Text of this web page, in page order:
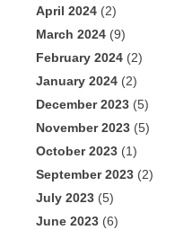
April 2024 (2)
March 2024 (9)
February 2024 (2)
January 2024 (2)
December 2023 (5)
November 2023 (5)
October 2023 (1)
September 2023 (2)
July 2023 (5)
June 2023 (6)